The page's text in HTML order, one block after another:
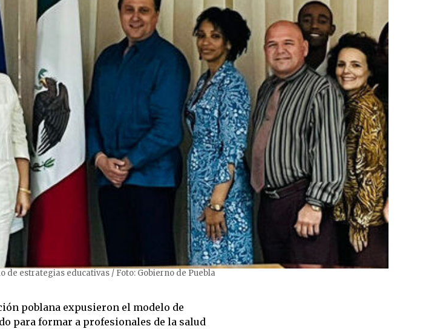
estrategias educativas / Foto: Gobierno de Puebla
poblana expusieron el modelo de
para formar a profesionales de la salud